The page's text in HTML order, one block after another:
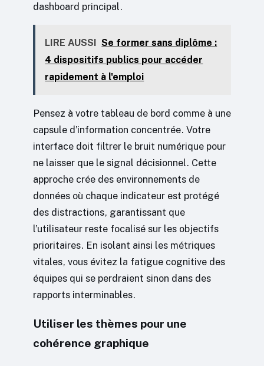
dashboard principal.
LIRE AUSSI Se former sans diplôme :
4 dispositifs publics pour accéder
rapidement à l'emploi
Pensez à votre tableau de bord comme à une
capsule d’information concentrée. Votre
interface doit filtrer le bruit numérique pour
ne laisser que le signal décisionnel. Cette
approche crée des environnements de
données où chaque indicateur est protégé
des distractions, garantissant que
l’utilisateur reste focalisé sur les objectifs
prioritaires. En isolant ainsi les métriques
vitales, vous évitez la fatigue cognitive des
équipes qui se perdraient sinon dans des
rapports interminables.
Utiliser les thèmes pour une
cohérence graphique